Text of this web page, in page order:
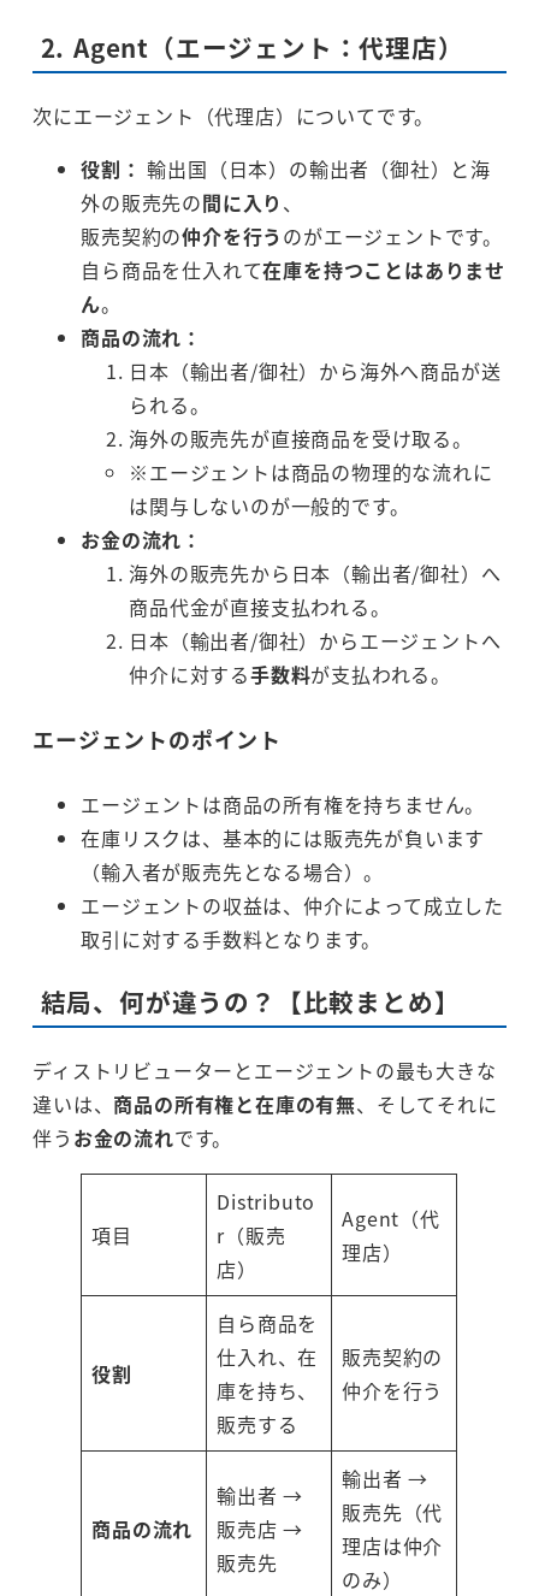
2. Agent（エージェント：代理店）
次にエージェント（代理店）についてです。
役割： 輸出国（日本）の輸出者（御社）と海
外の販売先の間に入り 、
販売契約の仲介を行うのがエージェントです。
自ら商品を仕入れて在庫を持つことはありませ
ん。
商品の流れ：
日本（輸出者/御社）から海外へ商品が送
られる。
海外の販売先が直接商品を受け取る。
※エージェントは商品の物理的な流れに
は関与しないのが一般的です。
お金の流れ：
海外の販売先から日本（輸出者/御社）へ
商品代金が直接支払われる。
日本（輸出者/御社）からエージェントへ
仲介に対する手数料が支払われる。
エージェントのポイント
エージェントは商品の所有権を持ちません。
在庫リスクは、基本的には販売先が負います
（輸入者が販売先となる場合）。
エージェントの収益は、仲介によって成立した
取引に対する手数料となります。
結局、何が違うの？【比較まとめ】
ディストリビューターとエージェントの最も大きな
違いは、 商品の所有権と在庫の有無、そしてそれに
伴う お金の流れです。
項目
Distributo
r（販売
店）
Agent（代
理店）
役割
自ら商品を
仕入れ、在
庫を持ち、
販売する
販売契約の
仲介を行う
商品の流れ
輸出者 →
販売店 →
販売先
輸出者 →
販売先（代
理店は仲介
のみ）